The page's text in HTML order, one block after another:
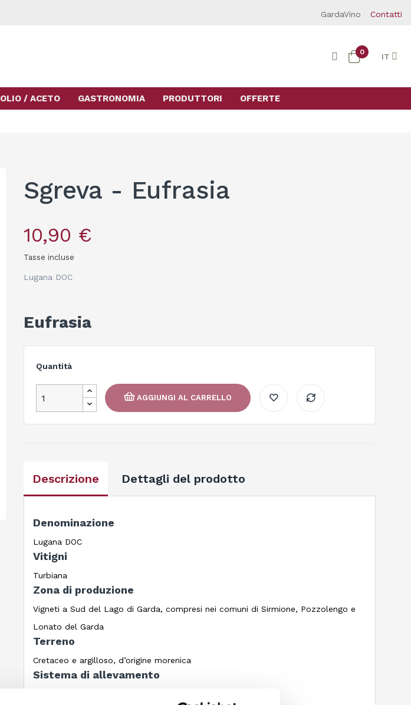
GardaVino Contatti
0 IT
OLIO / ACETO GASTRONOMIA PRODUTTORI OFFERTE
Sgreva - Eufrasia
10,90 €
Tasse incluse
Lugana DOC
Eufrasia
Quantità
AGGIUNGI AL CARRELLO
Descrizione Dettagli del prodotto
Denominazione
Lugana DOC
Vitigni
Turbiana
Zona di produzione
Vigneti a Sud del Lago di Garda, compresi nei comuni di Sirmione, Pozzolengo e
Lonato del Garda
Terreno
Cretaceo e argilloso, d’origine morenica
Sistema di allevamento